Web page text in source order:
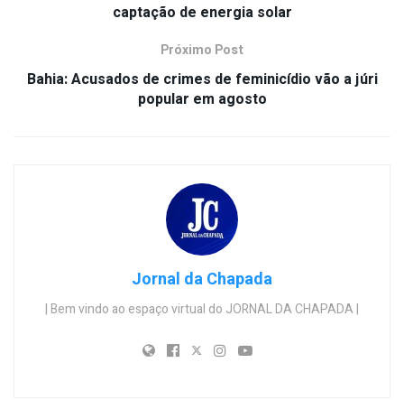
captação de energia solar
Próximo Post
Bahia: Acusados de crimes de feminicídio vão a júri
popular em agosto
Jornal da Chapada
| Bem vindo ao espaço virtual do JORNAL DA CHAPADA |